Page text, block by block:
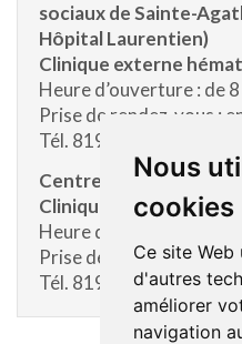
Nous
cookies
Ce site
d'autres
améliorer
navigation
sociaux de Sainte-
Hôpital Laurentien)
Clinique externe
Heure d’ouverture : de 8
Prise de rendez-vous :
Tél. 819 324-4000, p.
Centre de services de
Clinique externe
Heure d’ouverture : de 8
Prise de rendez-vous :
Tél. 819 275-2118, p.